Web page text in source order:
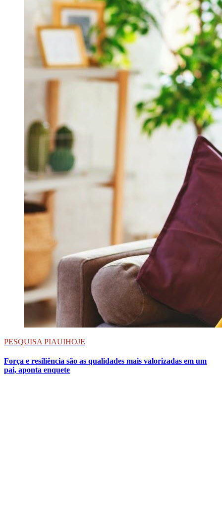
PESQUISA PIAUIHOJE
Força e resiliência são as qualidades mais valorizadas em um
pai, aponta enquete